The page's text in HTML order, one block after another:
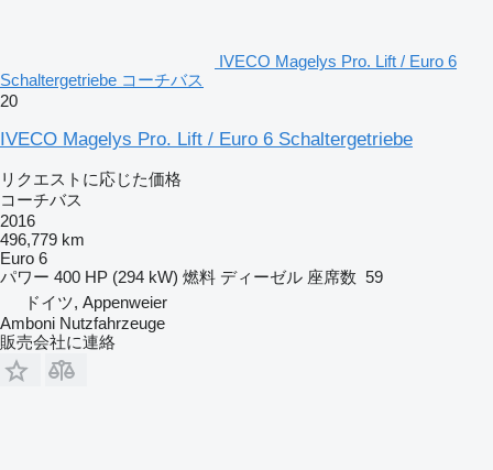
IVECO Magelys Pro. Lift / Euro 6
Schaltergetriebe コーチバス
20
IVECO Magelys Pro. Lift / Euro 6 Schaltergetriebe
リクエストに応じた価格
コーチバス
2016
496,779 km
Euro 6
パワー 400 HP (294 kW) 燃料 ディーゼル 座席数 59
ドイツ, Appenweier
Amboni Nutzfahrzeuge
販売会社に連絡